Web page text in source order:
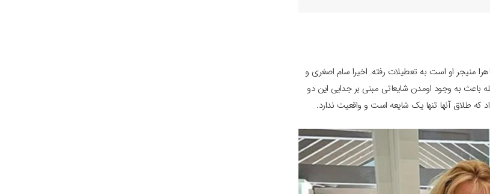
منیجر او است به تعطیلات رفته. اخیرا سام اصغری و
به وجود اومدن شایعاتی مبنی بر جدایی این دو
طلاق آنها تنها یک شایعه است و واقعیت ندارد.